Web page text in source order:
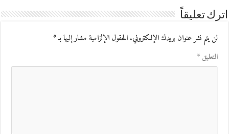
اترك تعليقاً
لن يتم نشر عنوان بريدك الإلكتروني.الحقول الإلزامية مشار إليها بـ*
التعليق*